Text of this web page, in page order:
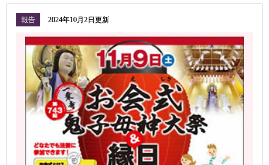
報告 2024年10月2日更新